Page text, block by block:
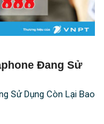
Đang Sử
Sử Dụng Còn Lại Bao